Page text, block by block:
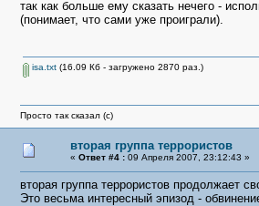
так как больше ему сказать нечего -
(понимает, что сами уже проиграли).
isa.txt(16.09 Кб - загружено 2870 раз.)
Просто так сказал (с)
вторая группа террористов
« Ответ #4 :09 Апреля 2007, 23:12:43 »
вторая группа террористов продолжает
Это весьма интересный эпизод -